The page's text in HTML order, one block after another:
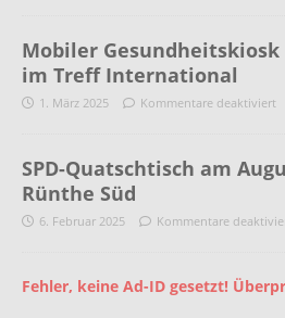
Mobiler
im Treff International
1. März 2025 Kommentare deaktiviert
SPD-Quatschtisch am
Rünthe Süd
6. Februar 2025 Kommentare
Fehler, keine Ad-ID gesetzt!